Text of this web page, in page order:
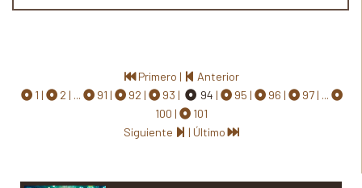
Primero |
Anterior
1
2 ... 91 92 93 94 95 96 97 ...
100
101
Siguiente
| Último